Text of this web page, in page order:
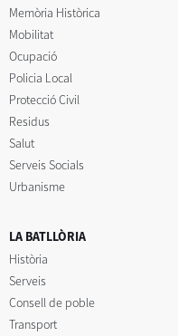
Memòria Històrica
Mobilitat
Ocupació
Policia Local
Protecció Civil
Residus
Salut
Serveis Socials
Urbanisme
LA BATLLÒRIA
Història
Serveis
Consell de poble
Transport